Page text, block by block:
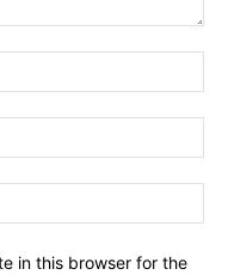
in this browser for the